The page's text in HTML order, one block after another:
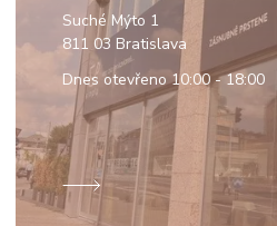
Suché Mýto 1
811 03 Bratislava
Dnes otevřeno10:00 - 18:00